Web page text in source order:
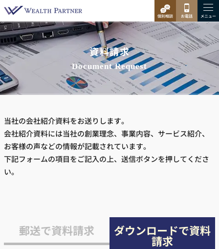
資料請求
Document Request
当社の会社紹介資料をお送りします。
会社紹介資料には当社の創業理念、事業内容、サービス紹介、
お客様の声などの情報が記載されています。
下記フォームの項目をご記入の上、送信ボタンを押してくださ
い。
郵送で資料請求 ダウンロードで資料
請求